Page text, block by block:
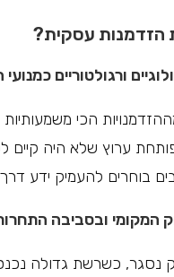
הזדמנות עסקית?
ורגולטוריים
הכי
ערוץ שלא היה קיים
בוחרים להעמיק ידע דרך
המקומי ובסביבה
נסגר, כשרשת גדולה